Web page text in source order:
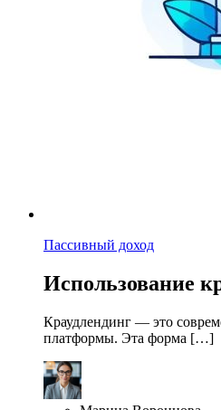
Пассивный доход
Использование
Краудлендинг — это
платформы. Эта форма […]